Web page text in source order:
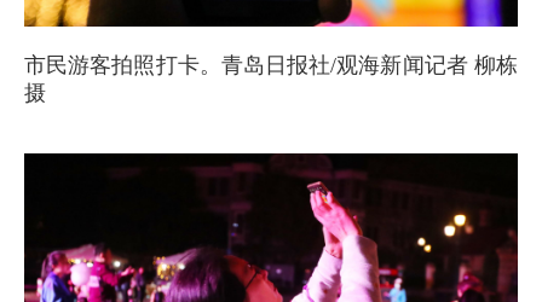
市民游客拍照打卡。青岛日报社/观海新闻记者 柳栋
摄